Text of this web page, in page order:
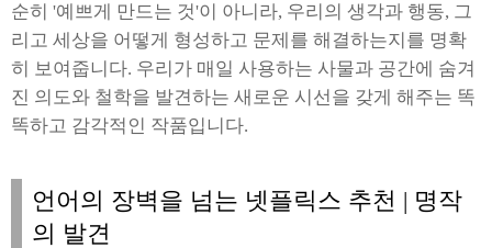
순히 '예쁘게 만드는 것'이 아니라, 우리의 생각과 행동, 그
리고 세상을 어떻게 형성하고 문제를 해결하는지를 명확
히 보여줍니다. 우리가 매일 사용하는 사물과 공간에 숨겨
진 의도와 철학을 발견하는 새로운 시선을 갖게 해주는 똑
똑하고 감각적인 작품입니다.
언어의 장벽을 넘는 넷플릭스 추천 | 명작
의 발견